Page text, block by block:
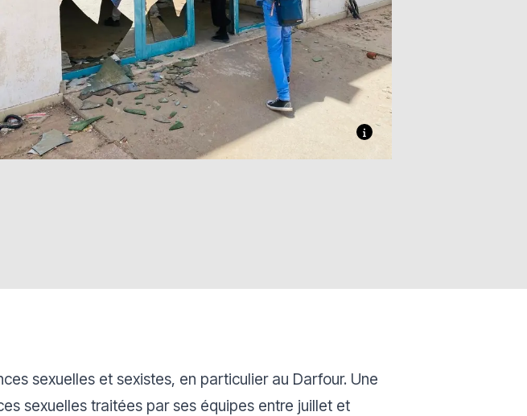
sexuelles et sexistes, en particulier au Darfour. Une
sexuelles traitées par ses équipes entre juillet et